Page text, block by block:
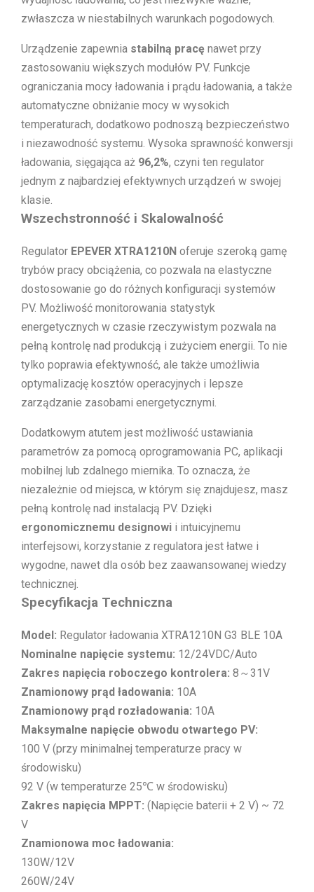
zwłaszcza w niestabilnych warunkach pogodowych.
Urządzenie zapewnia stabilną pracę nawet przy
zastosowaniu większych modułów PV. Funkcje
ograniczania mocy ładowania i prądu ładowania, a także
automatyczne obniżanie mocy w wysokich
temperaturach, dodatkowo podnoszą bezpieczeństwo
i niezawodność systemu. Wysoka sprawność konwersji
ładowania, sięgająca aż 96,2%, czyni ten regulator
jednym z najbardziej efektywnych urządzeń w swojej
klasie.
Wszechstronność i Skalowalność
Regulator EPEVER XTRA1210N oferuje szeroką gamę
trybów pracy obciążenia, co pozwala na elastyczne
dostosowanie go do różnych konfiguracji systemów
PV. Możliwość monitorowania statystyk
energetycznych w czasie rzeczywistym pozwala na
pełną kontrolę nad produkcją i zużyciem energii. To nie
tylko poprawia efektywność, ale także umożliwia
optymalizację kosztów operacyjnych i lepsze
zarządzanie zasobami energetycznymi.
Dodatkowym atutem jest możliwość ustawiania
parametrów za pomocą oprogramowania PC, aplikacji
mobilnej lub zdalnego miernika. To oznacza, że
niezależnie od miejsca, w którym się znajdujesz, masz
pełną kontrolę nad instalacją PV. Dzięki
ergonomicznemu designowi i intuicyjnemu
interfejsowi, korzystanie z regulatora jest łatwe i
wygodne, nawet dla osób bez zaawansowanej wiedzy
technicznej.
Specyfikacja Techniczna
Model: Regulator ładowania XTRA1210N G3 BLE 10A
Nominalne napięcie systemu: 12/24VDC/Auto
Zakres napięcia roboczego kontrolera: 8～31V
Znamionowy prąd ładowania: 10A
Znamionowy prąd rozładowania: 10A
Maksymalne napięcie obwodu otwartego PV:
100 V (przy minimalnej temperaturze pracy w
środowisku)
92 V (w temperaturze 25℃ w środowisku)
Zakres napięcia MPPT: (Napięcie baterii + 2 V) ~ 72
V
Znamionowa moc ładowania:
130W/12V
260W/24V